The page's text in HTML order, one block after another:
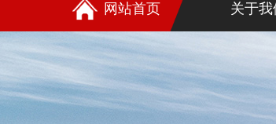
网站首页 关于我